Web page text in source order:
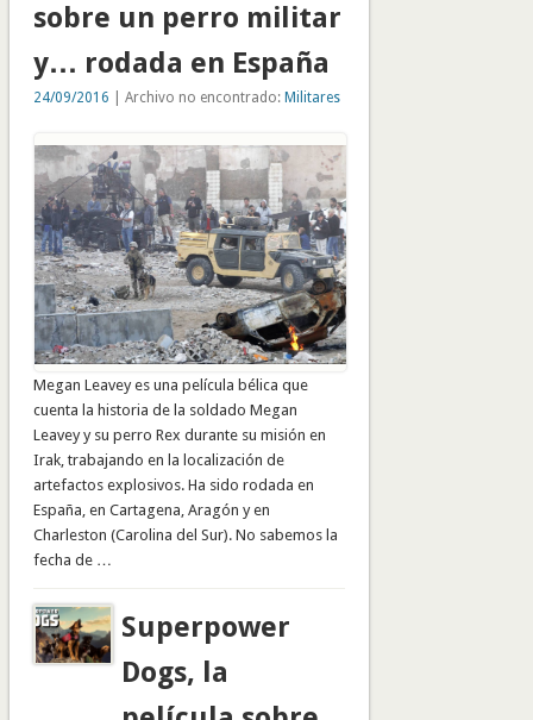
sobre un perro militar
y… rodada en España
24/09/2016 | Archivo no encontrado: Militares
Megan Leavey es una película bélica que
cuenta la historia de la soldado Megan
Leavey y su perro Rex durante su misión en
Irak, trabajando en la localización de
artefactos explosivos. Ha sido rodada en
España, en Cartagena, Aragón y en
Charleston (Carolina del Sur). No sabemos la
fecha de …
Superpower
Dogs, la